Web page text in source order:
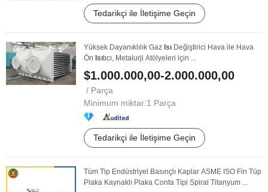
Tedarikçi ile İletişime Geçin
Yüksek Dayanıklılık Gaz Isı Değiştirici Hava ile Hava
Ön Isıtıcı, Metalurji Atölyeleri için ...
$1.000.000,00-2.000.000,00
/ Parça
Minimum miktar:1 Parça
Tedarikçi ile İletişime Geçin
Tüm Tip Endüstriyel Basınçlı Kaplar ASME ISO Fin Tüp
Plaka Kaynaklı Plaka Conta Tipi Spiral Titanyum ...